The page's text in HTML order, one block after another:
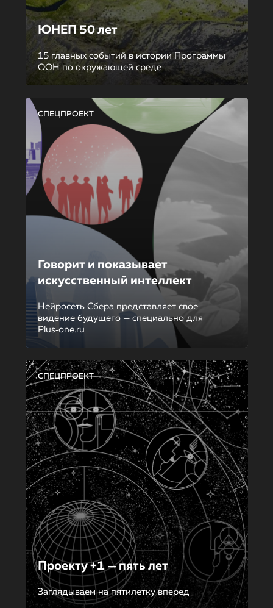
ЮНЕП 50 лет
15 главных событий в истории Программы
ООН по окружающей среде
СПЕЦПРОЕКТ
Говорит и показывает
искусственный интеллект
Нейросеть Сбера представляет свое
видение будущего — специально для
Plus‑one.ru
СПЕЦПРОЕКТ
Проекту +1 — пять лет
Заглядываем на пятилетку вперед